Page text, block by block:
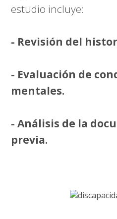
estudio incluye:
- Revisión del
- Evaluación de
mentales.
- Análisis de la
previa.